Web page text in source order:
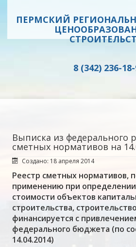
ПЕРМСКИЙ
8 (342) 236-
Выписка из федерального
сметных нормативов на
Создано: 18 апреля 2014
Реестр сметных нормативов,
применению при
стоимости объектов
строительства,
финансируется с
федерального бюджета (по
14.04.2014)